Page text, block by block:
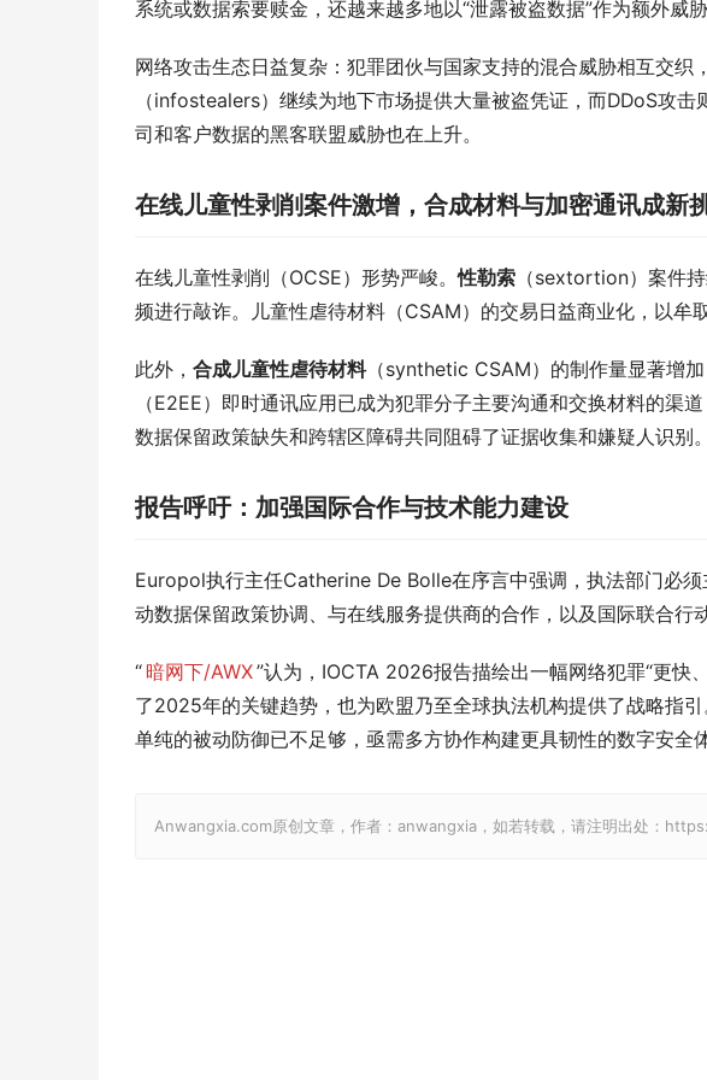
系统或数据索要赎金，还越来越多地以“泄露被盗数据”作为额外威胁
网络攻击生态日益复杂：犯罪团伙与国家支持的混合威胁相互交织
（infostealers）继续为地下市场提供大量被盗凭证，而DDoS攻
司和客户数据的黑客联盟威胁也在上升。
在线儿童性剥削案件激增，合成材料与加密通讯成新
在线儿童性剥削（OCSE）形势严峻。性勒索 （sextortion）案件
频进行敲诈。儿童性虐待材料（CSAM）的交易日益商业化，以牟
此外， 合成儿童性虐待材料（synthetic CSAM）的制作量显著增
（E2EE）即时通讯应用已成为犯罪分子主要沟通和交换材料的渠
数据保留政策缺失和跨辖区障碍共同阻碍了证据收集和嫌疑人识别。
报告呼吁：加强国际合作与技术能力建设
Europol执行主任Catherine De Bolle在序言中强调，执法部门必须
动数据保留政策协调、与在线服务提供商的合作，以及国际联合行
“暗网下/AWX”认为，IOCTA 2026报告描绘出一幅网络犯罪“更快
了2025年的关键趋势，也为欧盟乃至全球执法机构提供了战略指
单纯的被动防御已不足够，亟需多方协作构建更具韧性的数字安全体
Anwangxia.com原创文章，作者：anwangxia，如若转载，请注明出处：